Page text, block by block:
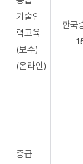
리
스
트
기술인
력교육
(보수)
(온라인)
한국
중급